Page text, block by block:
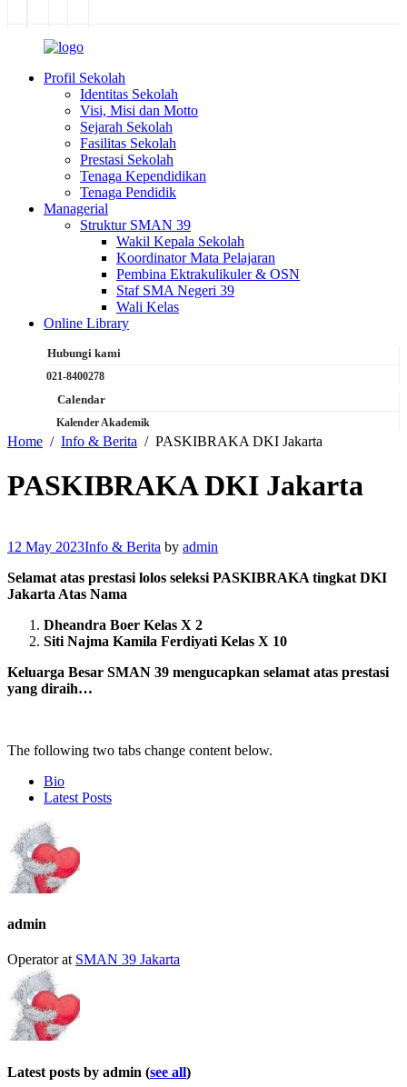
Profil Sekolah
Identitas Sekolah
Visi, Misi dan Motto
Sejarah Sekolah
Fasilitas Sekolah
Prestasi Sekolah
Tenaga Kependidikan
Tenaga Pendidik
Managerial
Struktur SMAN 39
Wakil Kepala Sekolah
Koordinator Mata Pelajaran
Pembina Ektrakulikuler & OSN
Staf SMA Negeri 39
Wali Kelas
Online Library
Hubungi kami
021-8400278
Calendar
Kalender Akademik
Home Info & Berita PASKIBRAKA DKI Jakarta
PASKIBRAKA DKI Jakarta
12 May 2023Info & Berita by admin
Selamat atas prestasi lolos seleksi PASKIBRAKA tingkat DKI
Jakarta Atas Nama
Dheandra Boer Kelas X 2
Siti Najma Kamila Ferdiyati Kelas X 10
Keluarga Besar SMAN 39 mengucapkan selamat atas prestasi
yang diraih…
The following two tabs change content below.
Bio
Latest Posts
admin
Operatorat SMAN 39 Jakarta
Latest posts by admin (see all)